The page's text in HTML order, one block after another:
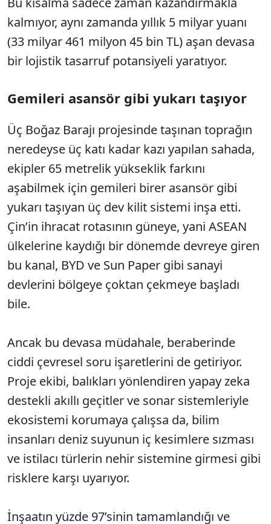
kalmıyor, aynı zamanda yıllık 5 milyar yuanı
(33 milyar 461 milyon 45 bin TL) aşan devasa
bir lojistik tasarruf potansiyeli yaratıyor.
Gemileri asansör gibi yukarı taşıyor
Üç Boğaz Barajı projesinde taşınan toprağın
neredeyse üç katı kadar kazı yapılan sahada,
ekipler 65 metrelik yükseklik farkını
aşabilmek için gemileri birer asansör gibi
yukarı taşıyan üç dev kilit sistemi inşa etti.
Çin’in ihracat rotasının güneye, yani ASEAN
ülkelerine kaydığı bir dönemde devreye giren
bu kanal, BYD ve Sun Paper gibi sanayi
devlerini bölgeye çoktan çekmeye başladı
bile.
Ancak bu devasa müdahale, beraberinde
ciddi çevresel soru işaretlerini de getiriyor.
Proje ekibi, balıkları yönlendiren yapay zeka
destekli akıllı geçitler ve sonar sistemleriyle
ekosistemi korumaya çalışsa da, bilim
insanları deniz suyunun iç kesimlere sızması
ve istilacı türlerin nehir sistemine girmesi gibi
risklere karşı uyarıyor.
İnşaatın yüzde 97’sinin tamamlandığı ve